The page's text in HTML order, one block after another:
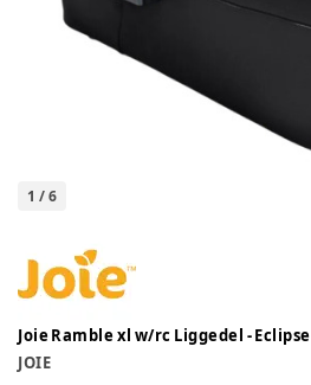
1 /6
Joie Ramble xl w/rc Liggedel - Eclipse
JOIE